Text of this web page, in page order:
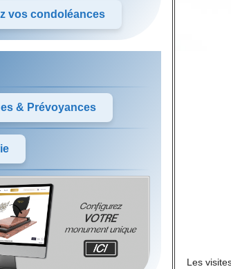
vos condoléances
& Prévoyances
Les